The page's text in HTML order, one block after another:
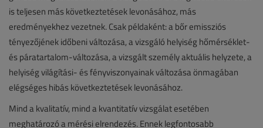
is teljesen más következtetések levonásához, más
eredményekhez vezetnek. Csak példaként: a bőr emissziós
tényezőjének időbeni változása, a vizsgáló helyiség hőmérséklet-
és páratartalom-változása, a vizsgált személy aktuális helyzete, a
helyiség világítási- és fényviszonyainak változása önmagában
elégséges hibás következtetések levonásához.
Mind a kvalitatív, mind a kvantitatív vizsgálat esetében
meghatározó a mérési elrendezés. Ennek legfontosabb